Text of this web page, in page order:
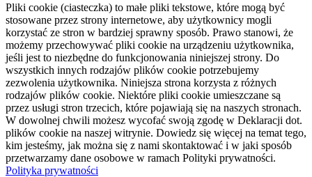
Pliki cookie (ciasteczka) to małe pliki tekstowe, które mogą być
stosowane przez strony internetowe, aby użytkownicy mogli
korzystać ze stron w bardziej sprawny sposób. Prawo stanowi, że
możemy przechowywać pliki cookie na urządzeniu użytkownika,
jeśli jest to niezbędne do funkcjonowania niniejszej strony. Do
wszystkich innych rodzajów plików cookie potrzebujemy
zezwolenia użytkownika. Niniejsza strona korzysta z różnych
rodzajów plików cookie. Niektóre pliki cookie umieszczane są
przez usługi stron trzecich, które pojawiają się na naszych stronach.
W dowolnej chwili możesz wycofać swoją zgodę w Deklaracji dot.
plików cookie na naszej witrynie. Dowiedz się więcej na temat tego,
kim jesteśmy, jak można się z nami skontaktować i w jaki sposób
przetwarzamy dane osobowe w ramach Polityki prywatności.
Polityka prywatności